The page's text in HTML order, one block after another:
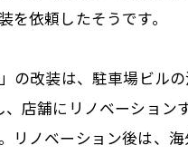
を依頼したそうです。
の改装は、駐車場ビル
、店舗にリノベーション
リノベーション後は、海